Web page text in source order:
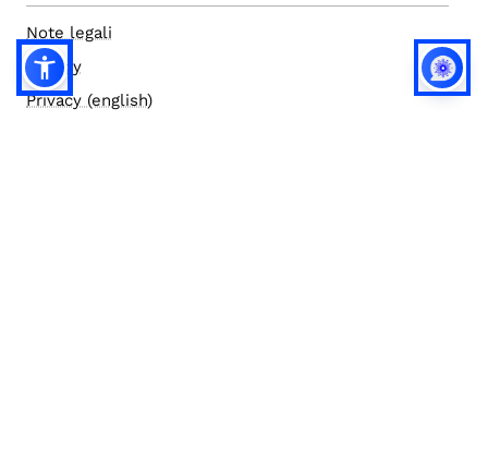
Note legali
Privacy
Privacy (english)